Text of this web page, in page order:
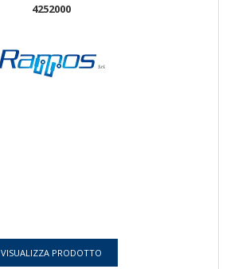
4252000
VISUALIZZA PRODOTTO